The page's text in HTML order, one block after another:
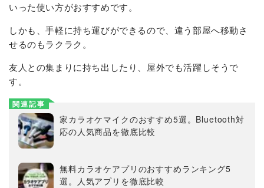
いった使い方がおすすめです。
しかも、手軽に持ち運びができるので、違う部屋へ移動さ
せるのもラクラク。
友人との集まりに持ち出したり、屋外でも活躍しそうで
す。
関連記事
家カラオケマイクのおすすめ5選。Bluetooth対
応の人気商品を徹底比較
無料カラオケアプリのおすすめランキング5
選。人気アプリを徹底比較